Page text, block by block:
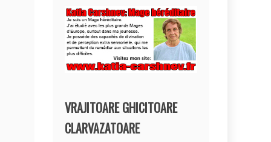
VRAJITOARE GHICITOARE
CLARVAZATOARE